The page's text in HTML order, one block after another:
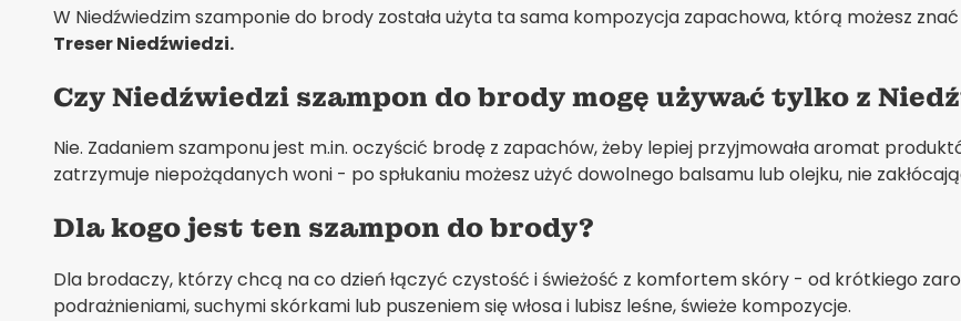
W Niedźwiedzim szamponie do brody została użyta ta sama kompozycja zapachowa, którą możesz
Treser Niedźwiedzi.
Czy Niedźwiedzi szampon do brody mogę używać tylko z
Nie. Zadaniem szamponu jest m.in. oczyścić brodę z zapachów, żeby lepiej przyjmowała aromat
zatrzymuje niepożądanych woni - po spłukaniu możesz użyć dowolnego balsamu lub olejku, nie
Dla kogo jest ten szampon do brody?
Dla brodaczy, którzy chcą na co dzień łączyć czystość i świeżość z komfortem skóry - od krótkiego
podrażnieniami, suchymi skórkami lub puszeniem się włosa i lubisz leśne, świeże kompozycje.